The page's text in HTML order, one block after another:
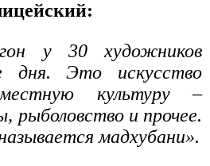
у 30 художников
дня. Это искусство
культуру –
рыболовство и прочее.
мадхубани».